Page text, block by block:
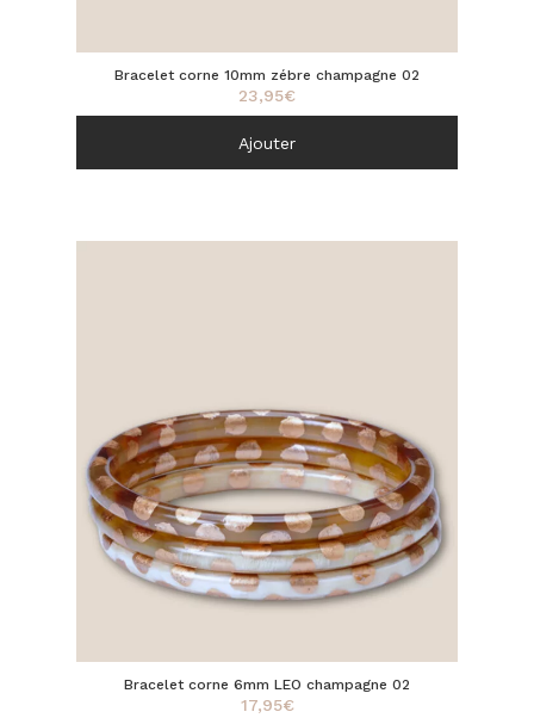
Bracelet corne 10mm zébre champagne 02
23,95€
Ajouter
Bracelet corne 6mm LEO champagne 02
17,95€